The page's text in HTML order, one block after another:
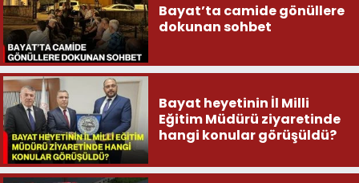
Bayat’ta camide gönüllere
dokunan sohbet
Bayat heyetinin İl Milli
Eğitim Müdürü ziyaretinde
hangi konular görüşüldü?